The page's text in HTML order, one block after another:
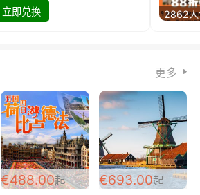
立即兑换
2862
更多
€488.00起 €693.00起